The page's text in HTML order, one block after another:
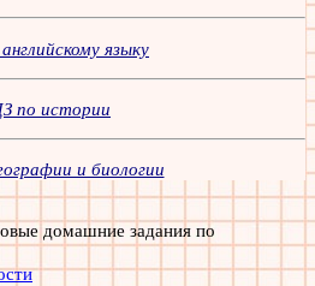
языку
по истории
и биологии
домашние задания по